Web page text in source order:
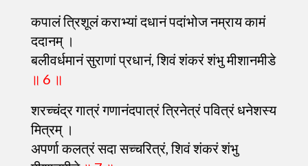
कपालं त्रिशूलं कराभ्यां दधानं पदांभोज नम्राय कामं
ददानम् ।
बलीवर्धमानं सुराणां प्रधानं, शिवं शंकरं शंभु मीशानमीडे
॥ 6 ॥
शरच्चंद्र गात्रं गणानंदपात्रं त्रिनेत्रं पवित्रं धनेशस्य
मित्रम् ।
अपर्णा कलत्रं सदा सच्चरित्रं, शिवं शंकरं शंभु